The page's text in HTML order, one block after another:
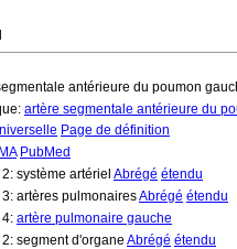
antérieure du poumon
artère segmentale antérieure du
Page de définition
PubMed
système artériel Abrégé étendu
3: artères pulmonairesAbrégé étendu
4: artère pulmonaire gauche
segment d'organe Abrégé étendu